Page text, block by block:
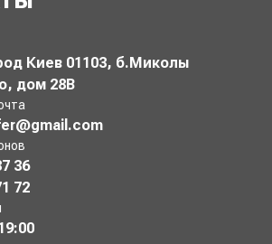
Киев 01103, б.Миколы
дом 28В
36
72